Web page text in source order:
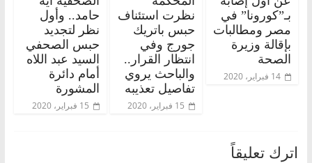
بـ”كورونا” في
مصر ومطالبات
بإقالة وزيرة
الصحة
14 فبراير، 2020
نظرت استئناف
حبس باتريك
جورج وفي
انتظار القرار..
والباحث يروي
تفاصيل تعذيبه
15 فبراير، 2020
حامد.. وأول
نظر لتجديد
حبس الصحفي
السيد عبد اللاه
أمام دائرة
المشورة
15 فبراير، 2020
اترك تعليقاً